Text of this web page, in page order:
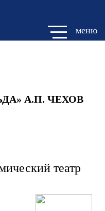
меню
А.П. ЧЕХОВ
театр